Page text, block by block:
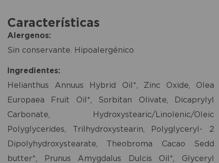
Características
Alergenos:
Sin conservante. Hipoalergénico
Ingredientes:
Helianthus Annuus Hybrid Oil*, Zinc Oxide, Olea
Europaea Fruit Oil*, Sorbitan Olivate, Dicaprylyl
Carbonate, Hydroxystearic/Linolenic/Oleic
Polyglycerides, Trilhydroxystearin, Polyglyceryl- 2
Dipolyhydroxystearate, Theobroma Cacao Sedd
butter*, Prunus Amygdalus Dulcis Oil*, Glyceryl